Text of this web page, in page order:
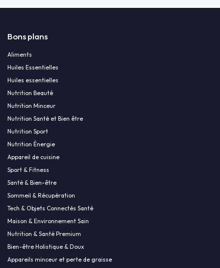
Bons plans
Aliments
Huiles Essentielles
Huiles essentielles
Nutrition Beauté
Nutrition Minceur
Nutrition Santé et Bien être
Nutrition Sport
Nutrition Énergie
Appareil de cuisine
Sport & Fitness
Santé & Bien-être
Sommeil & Récupération
Tech & Objets Connectés Santé
Maison & Environnement Sain
Nutrition & Santé Premium
Bien-être Holistique & Doux
Appareils minceur et perte de graisse